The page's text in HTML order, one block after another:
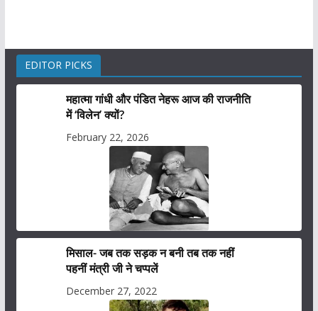
EDITOR PICKS
महात्मा गांधी और पंडित नेहरू आज की राजनीति
में ‘विलेन’ क्यों?
February 22, 2026
मिसाल- जब तक सड़क न बनी तब तक नहीं
पहनीं मंत्री जी ने चप्पलें
December 27, 2022